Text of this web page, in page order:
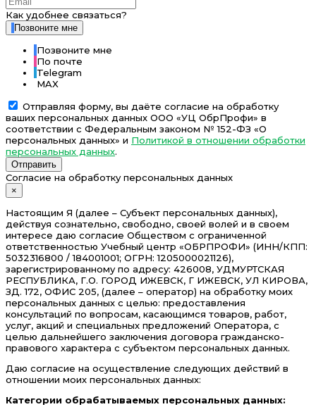
Как удобнее связаться?
Позвоните мне
Позвоните мне
По почте
Telegram
MAX
Отправляя форму, вы даёте согласие на обработку
ваших персональных данных ООО «УЦ ОбрПрофи» в
соответствии с Федеральным законом № 152-ФЗ «О
персональных данных» и Политикой в отношении обработки
персональных данных.
Отправить
Согласие на обработку персональных данных
×
Настоящим Я (далее – Субъект персональных данных),
действуя сознательно, свободно, своей волей и в своем
интересе даю согласие Обществом с ограниченной
ответственностью Учебный центр «ОБРПРОФИ» (ИНН/КПП:
5032316800 / 184001001; ОГРН: 1205000021126),
зарегистрированному по адресу: 426008, УДМУРТСКАЯ
РЕСПУБЛИКА, Г.О. ГОРОД ИЖЕВСК, Г ИЖЕВСК, УЛ КИРОВА,
ЗД. 172, ОФИС 205, (далее – оператор) на обработку моих
персональных данных с целью: предоставления
консультаций по вопросам, касающимся товаров, работ,
услуг, акций и специальных предложений Оператора, с
целью дальнейшего заключения договора гражданско-
правового характера с субъектом персональных данных.
Даю согласие на осуществление следующих действий в
отношении моих персональных данных:
Категории обрабатываемых персональных данных: